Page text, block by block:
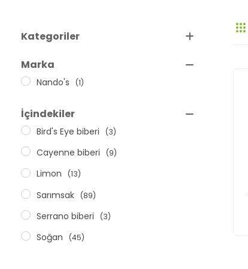
Kategoriler
(Yabancı)
Marka
Nando's (1)
İçindekiler
Bird's Eye biberi (3)
Cayenne biberi (9)
Limon (13)
Sarımsak (89)
Serrano biberi (3)
Soğan (45)